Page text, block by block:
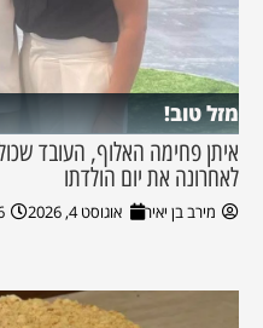
מזל טוב!
איתן פחימה האלוף, העובד
לאחרונה את יום הולדתו
מירב בן יאיר אוגוסט 4, 2026